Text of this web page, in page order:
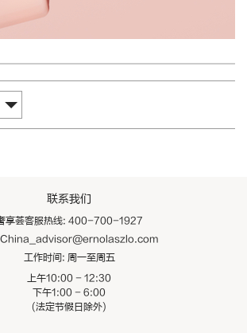
联系我们
享荟客服热线: 400-700-1927
China_advisor@ernolaszlo.com
工作时间: 周一至周五
上午10:00 - 12:30
下午1:00 - 6:00
(法定节假日除外)